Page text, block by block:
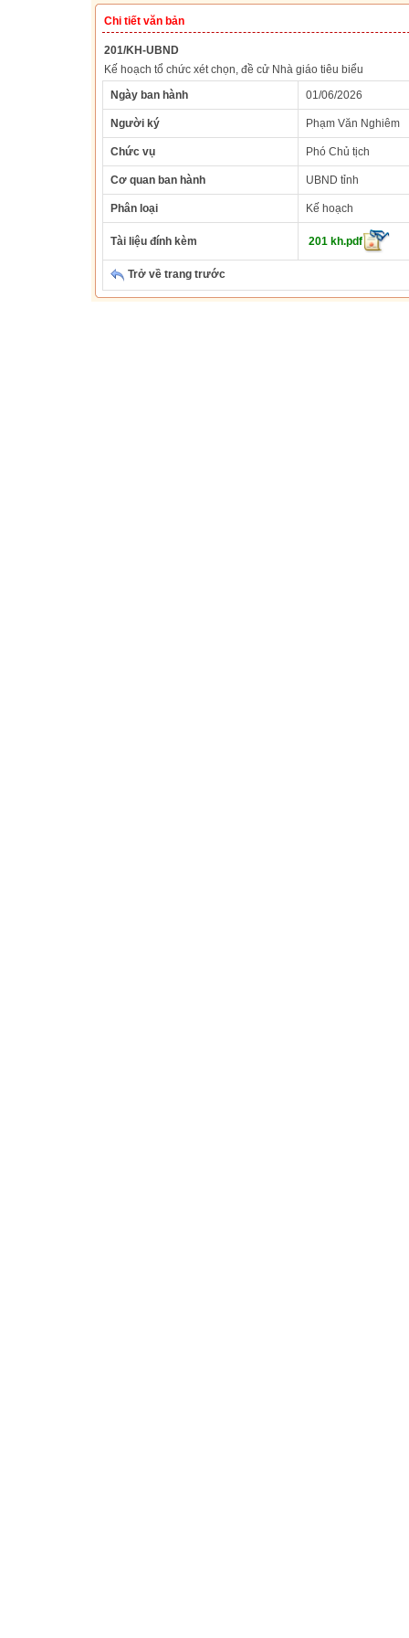
Chi tiết văn bản
201/KH-UBND
Kế hoạch tổ chức xét chọn, đề cử Nhà giáo tiêu biểu
Ngày ban hành
01/06/2026
Người ký Phạm Văn Nghiêm
Chức vụ Phó Chủ tịch
Cơ quan ban hành UBND tỉnh
Phân loại Kế hoạch
Tài liệu đính kèm 201 kh.pdf
Trở về trang trước